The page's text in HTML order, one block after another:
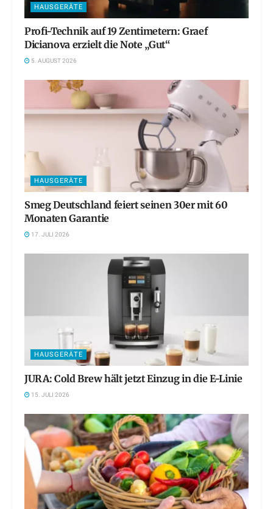
HAUSGERÄTE
Profi-Technik auf 19 Zentimetern: Graef
Dicianova erzielt die Note „Gut“
5. AUGUST 2026
HAUSGERÄTE
Smeg Deutschland feiert seinen 30er mit 60
Monaten Garantie
17. JULI 2026
HAUSGERÄTE
JURA: Cold Brew hält jetzt Einzug in die E-Linie
15. JULI 2026